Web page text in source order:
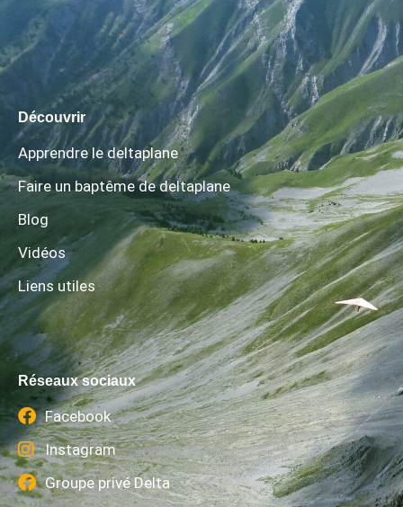
Découvrir
Apprendre le deltaplane
Faire un baptême de deltaplane
Blog
Vidéos
Liens utiles
Réseaux sociaux
Facebook
Instagram
Groupe privé Delta